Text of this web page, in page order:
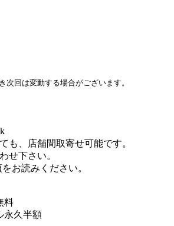
次回は変動する場合がございます。
も、店舗間取寄せ可能です。
せ下さい。
お読みください。
料
永久半額